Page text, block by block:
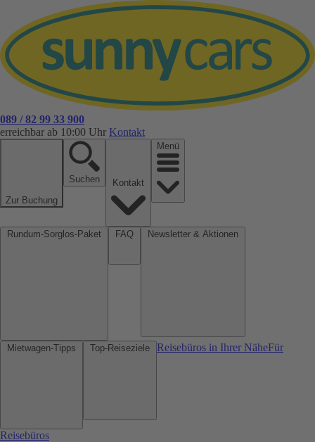
089 / 82 99 33 900
erreichbar ab 10:00 Uhr Kontakt
Zur Buchung
Suchen
Menü
Reisebüros in Ihrer NäheFür
Reisebüros